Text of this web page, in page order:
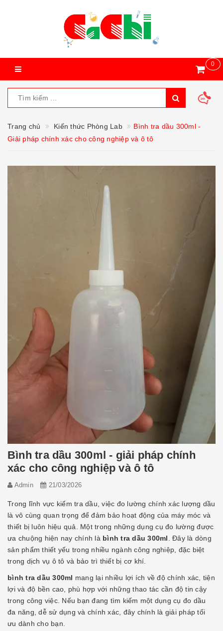
0
Trang chủ Kiến thức Phòng Lab
Bình tra dầu 300ml -
Giải pháp chính xác cho công nghiệp và ô tô
Bình tra dầu 300ml - giải pháp chính
xác cho công nghiệp và ô tô
Admin 21/03/2026
Trong lĩnh vực kiểm tra dầu, việc đo lường chính xác lượng dầu
là vô cùng quan trọng để đảm bảo hoạt động của máy móc và
thiết bị luôn hiệu quả. Một trong những dụng cụ đo lường được
ưa chuộng hiện nay chính là bình tra dầu 300ml. Đây là dòng
sản phẩm thiết yếu trong nhiều ngành công nghiệp, đặc biệt
trong dịch vụ ô tô và bảo trì thiết bị cơ khí.
bình tra dầu 300ml mang lại nhiều lợi ích về độ chính xác, tiện
lợi và độ bền cao, phù hợp với những thao tác cần độ tin cậy
trong công việc. Nếu bạn đang tìm kiếm một dụng cụ đo dầu
đa năng, dễ sử dụng và chính xác, đây chính là giải pháp tối
ưu dành cho bạn.